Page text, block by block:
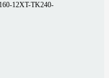
12XT-TK240-